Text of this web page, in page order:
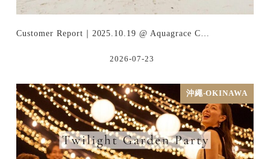
Customer Report｜2025.10.19 @ Aquagrace C…
2026-07-23
沖繩-OKINAWA